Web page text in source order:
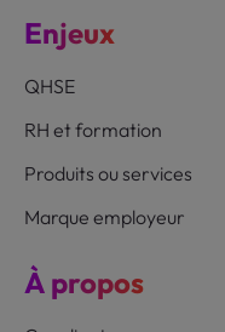
Enjeux
QHSE
RH et formation
Produits ou services
Marque employeur
À propos